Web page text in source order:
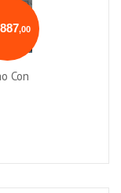
,00
Con